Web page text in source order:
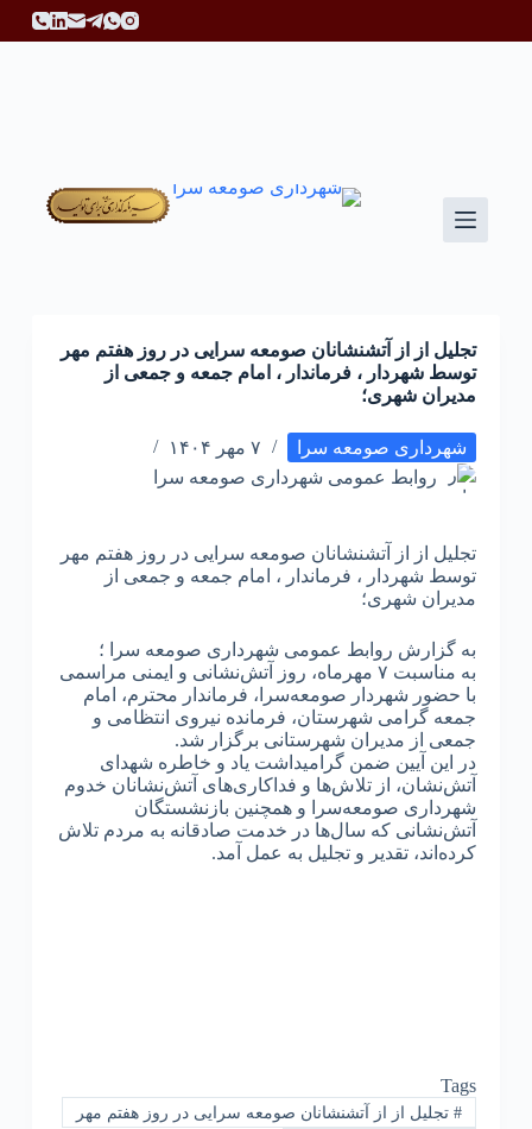
ر
تجلیل از از آتشنشانان صومعه سرایی در روز هفتم مهر
توسط شهردار ، فرماندار ، امام جمعه و جمعی از
مدیران شهری؛
شهرداری صومعه سرا
۷ مهر ۱۴۰۴
روابط عمومی شهرداری صومعه سرا
تجلیل از از آتشنشانان صومعه سرایی در روز هفتم مهر
توسط شهردار ، فرماندار ، امام جمعه و جمعی از
مدیران شهری؛
به گزارش روابط عمومی شهرداری صومعه سرا ؛
به مناسبت ۷ مهرماه، روز آتش‌نشانی و ایمنی مراسمی
با حضور شهردار صومعه‌سرا، فرماندار محترم، امام
جمعه گرامی شهرستان، فرمانده نیروی انتظامی و
جمعی از مدیران شهرستانی برگزار شد.
در این آیین ضمن گرامیداشت یاد و خاطره شهدای
آتش‌نشان، از تلاش‌ها و فداکاری‌های آتش‌نشانان خدوم
شهرداری صومعه‌سرا و همچنین بازنشستگان
آتش‌نشانی که سال‌ها در خدمت صادقانه به مردم تلاش
کرده‌اند، تقدیر و تجلیل به عمل آمد.
Tags
#تجلیل از از آتشنشانان صومعه سرایی در روز هفتم مهر